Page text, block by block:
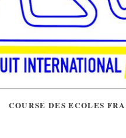
COURSE DES ECOLES